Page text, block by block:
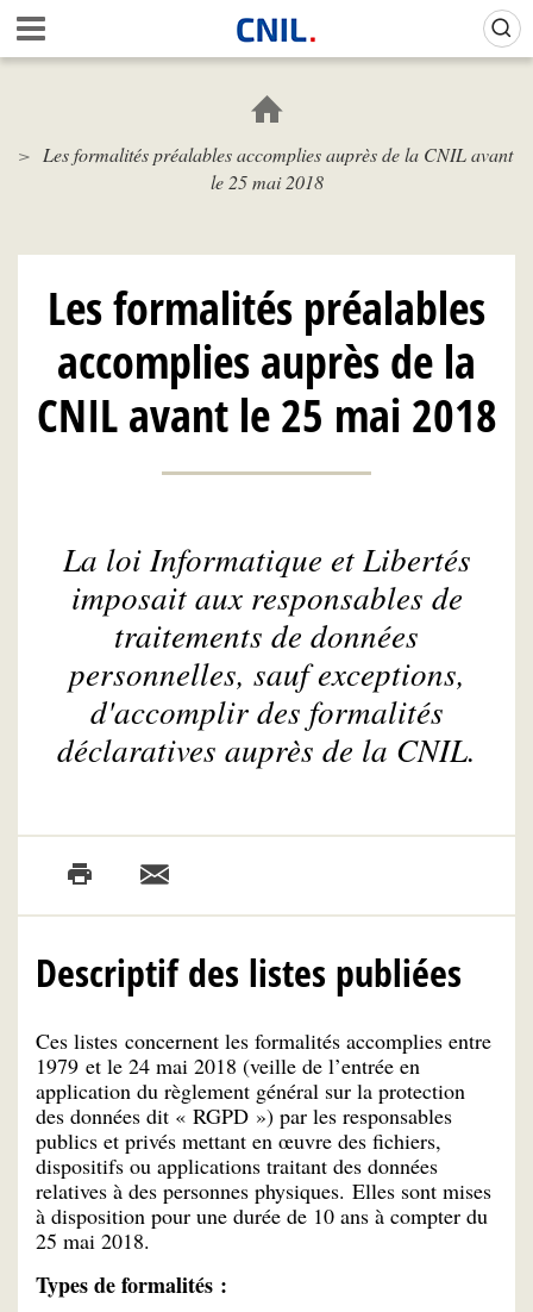
Aller
au
contenu
c
i
N
I
L
Les formalités préalables accomplies auprès de la CNIL avant
le 25 mai 2018
Les formalités préalables
accomplies auprès de la
CNIL avant le 25 mai 2018
La loi Informatique et Libertés
imposait aux responsables de
traitements de données
personnelles, sauf exceptions,
d'accomplir des formalités
déclaratives auprès de la CNIL.
Descriptif des listes publiées
Ces listes concernent les formalités accomplies entre
1979 et le 24 mai 2018 (veille de l’entrée en
application du règlement général sur la protection
des données dit « RGPD ») par les responsables
publics et privés mettant en œuvre des fichiers,
dispositifs ou applications traitant des données
relatives à des personnes physiques. ​Elles sont mises
à disposition pour une durée de 10 ans à compter du
25 mai 2018.
Types de formalités :
Gestion de vos préférences sur les cookies (témoins de connexion)